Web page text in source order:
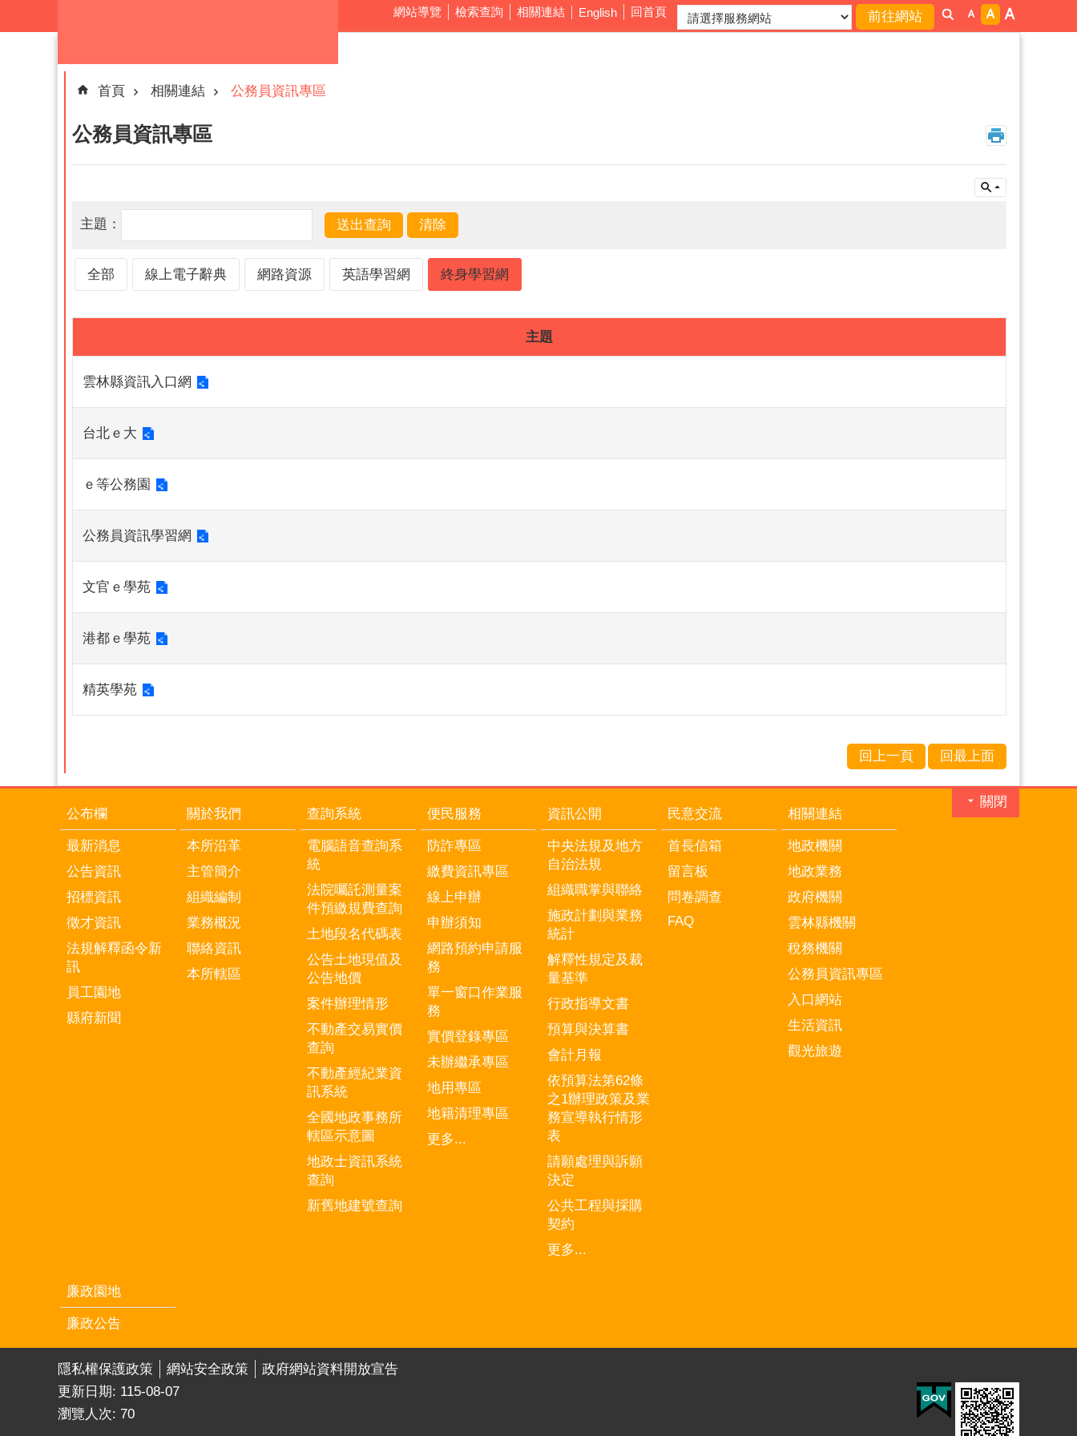
網站導覽 檢索查詢 相關連結 English 回首頁
首頁 相關連結 公務員資訊專區
公務員資訊專區
主題：
全部 線上電子辭典 網路資源 英語學習網 終身學習網
主題
雲林縣資訊入口網
台北ｅ大
ｅ等公務園
公務員資訊學習網
文官ｅ學苑
港都ｅ學苑
精英學苑
回上一頁 回最上面
關閉
公布欄
最新消息
公告資訊
招標資訊
徵才資訊
法規解釋函令新
訊
員工園地
縣府新聞
關於我們
本所沿革
主管簡介
組織編制
業務概況
聯絡資訊
本所轄區
查詢系統
電腦語音查詢系
統
法院囑託測量案
件預繳規費查詢
土地段名代碼表
公告土地現值及
公告地價
案件辦理情形
不動產交易實價
查詢
不動產經紀業資
訊系統
全國地政事務所
轄區示意圖
地政士資訊系統
查詢
新舊地建號查詢
便民服務
防詐專區
繳費資訊專區
線上申辦
申辦須知
網路預約申請服
務
單一窗口作業服
務
實價登錄專區
未辦繼承專區
地用專區
地籍清理專區
更多...
資訊公開
中央法規及地方
自治法規
組織職掌與聯絡
施政計劃與業務
統計
解釋性規定及裁
量基準
行政指導文書
預算與決算書
會計月報
依預算法第62條
之1辦理政策及業
務宣導執行情形
表
請願處理與訴願
決定
公共工程與採購
契約
更多...
民意交流
首長信箱
留言板
問卷調查
FAQ
相關連結
地政機關
地政業務
政府機關
雲林縣機關
稅務機關
公務員資訊專區
入口網站
生活資訊
觀光旅遊
廉政園地
廉政公告
隱私權保護政策 網站安全政策
政府網站資料開放宣告
更新日期: 115-08-07
瀏覽人次: 70